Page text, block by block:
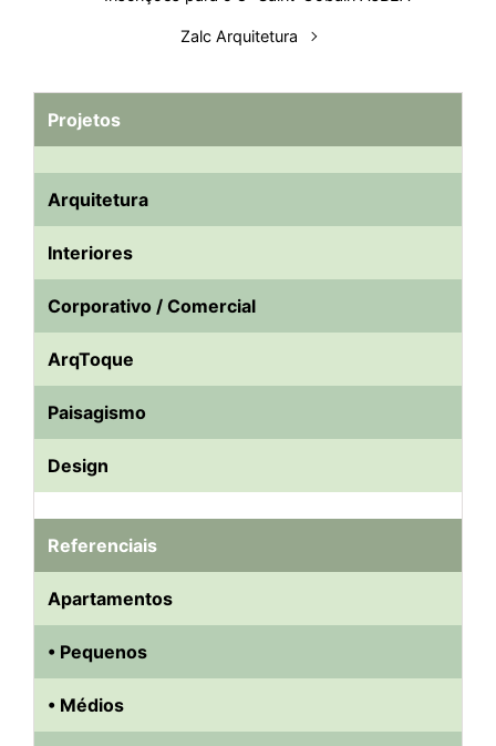
Zalc Arquitetura
Projetos
Arquitetura
Interiores
Corporativo / Comercial
ArqToque
Paisagismo
Design
Referenciais
Apartamentos
• Pequenos
• Médios